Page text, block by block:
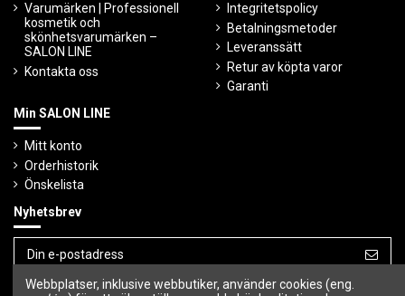
Varumärken | Professionell
kosmetik och
skönhetsvarumärken –
SALON LINE
Kontakta oss
Integritetspolicy
Betalningsmetoder
Leveranssätt
Retur av köpta varor
Garanti
Min SALON LINE
Mitt konto
Orderhistorik
Önskelista
Nyhetsbrev
Du kan avbryta prenumerationen när som
Webbplatser, inklusive webbutiker, använder cookies (eng.